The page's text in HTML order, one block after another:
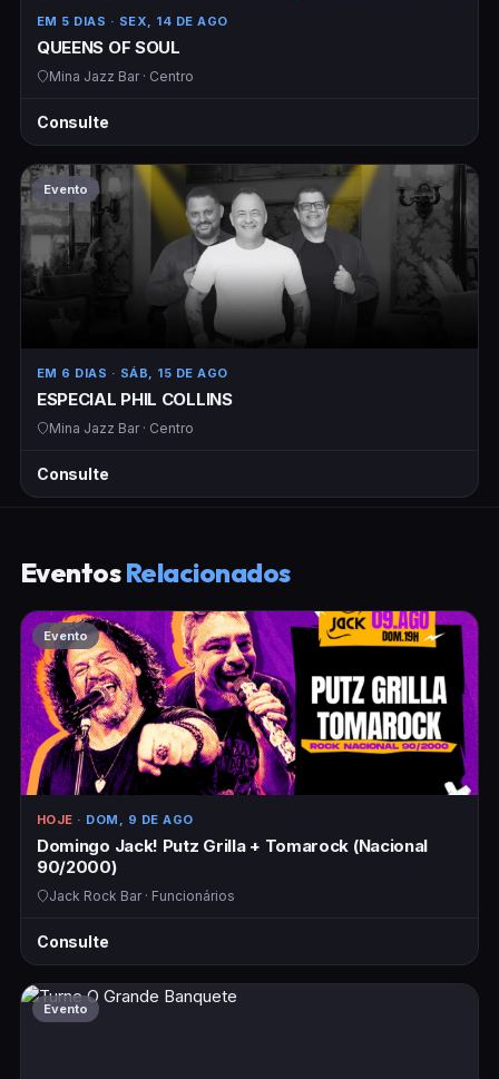
EM 5 DIAS · SEX, 14 DE AGO
QUEENS OF SOUL
Mina Jazz Bar · Centro
Consulte
Evento
EM 6 DIAS · SÁB, 15 DE AGO
ESPECIAL PHIL COLLINS
Mina Jazz Bar · Centro
Consulte
EventosRelacionados
Evento
HOJE · DOM, 9 DE AGO
Domingo Jack! Putz Grilla + Tomarock (Nacional
90/2000)
Jack Rock Bar · Funcionários
Consulte
Evento